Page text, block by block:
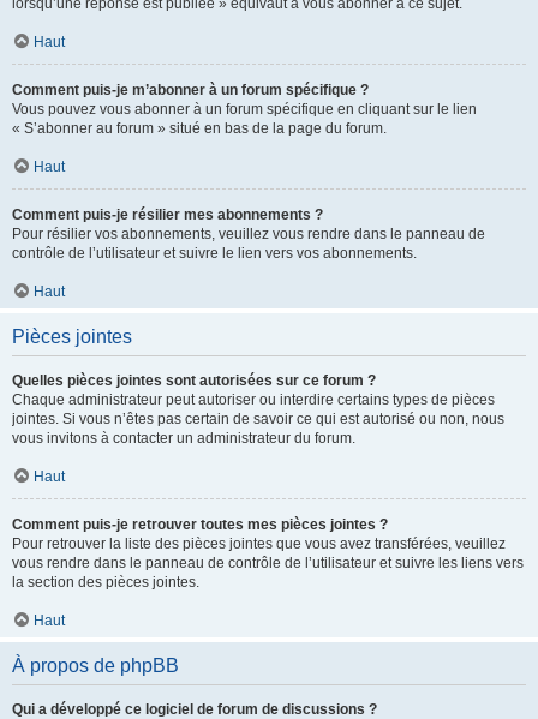
lorsqu’une réponse est publiée » équivaut à vous abonner à ce sujet.
Haut
Comment puis-je m’abonner à un forum spécifique ?
Vous pouvez vous abonner à un forum spécifique en cliquant sur le lien
« S’abonner au forum » situé en bas de la page du forum.
Haut
Comment puis-je résilier mes abonnements ?
Pour résilier vos abonnements, veuillez vous rendre dans le panneau de
contrôle de l’utilisateur et suivre le lien vers vos abonnements.
Haut
Pièces jointes
Quelles pièces jointes sont autorisées sur ce forum ?
Chaque administrateur peut autoriser ou interdire certains types de pièces
jointes. Si vous n’êtes pas certain de savoir ce qui est autorisé ou non, nous
vous invitons à contacter un administrateur du forum.
Haut
Comment puis-je retrouver toutes mes pièces jointes ?
Pour retrouver la liste des pièces jointes que vous avez transférées, veuillez
vous rendre dans le panneau de contrôle de l’utilisateur et suivre les liens vers
la section des pièces jointes.
Haut
À propos de phpBB
Qui a développé ce logiciel de forum de discussions ?